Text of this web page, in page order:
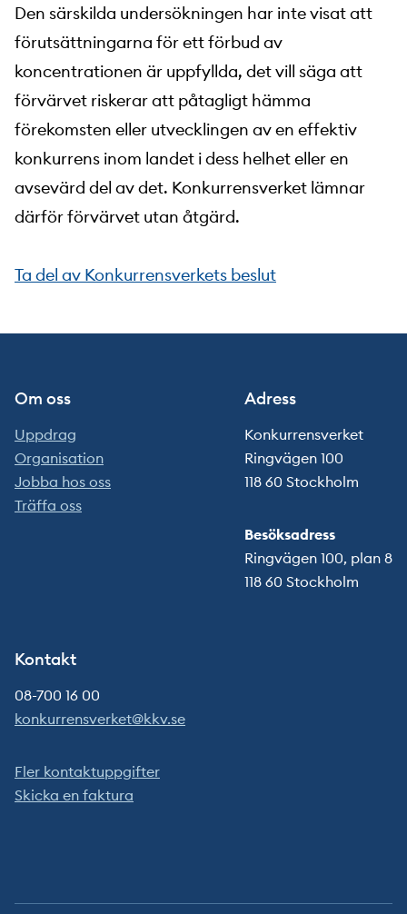
Den särskilda undersökningen har inte visat att
förutsättningarna för ett förbud av
koncentrationen är uppfyllda, det vill säga att
förvärvet riskerar att påtagligt hämma
förekomsten eller utvecklingen av en effektiv
konkurrens inom landet i dess helhet eller en
avsevärd del av det. Konkurrensverket lämnar
därför förvärvet utan åtgärd.
Ta del av Konkurrensverkets beslut
Om oss
Uppdrag
Organisation
Jobba hos oss
Träffa oss
Adress
Konkurrensverket
Ringvägen 100
118 60 Stockholm
Besöksadress
Ringvägen 100, plan 8
118 60 Stockholm
Kontakt
08-700 16 00
konkurrensverket@kkv.se
Fler kontaktuppgifter
Skicka en faktura